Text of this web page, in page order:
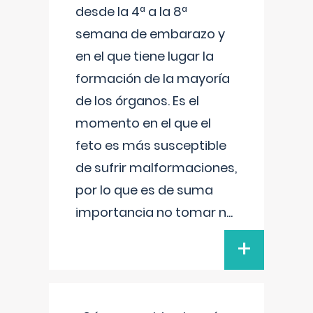
desde la 4ª a la 8ª
semana de embarazo y
en el que tiene lugar la
formación de la mayoría
de los órganos. Es el
momento en el que el
feto es más susceptible
de sufrir malformaciones,
por lo que es de suma
importancia no tomar n...
+